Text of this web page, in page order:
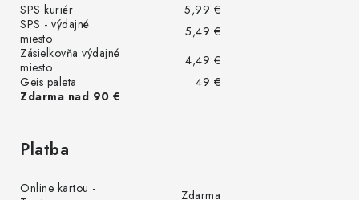
SPS kuriér
5,99 €
SPS - výdajné
miesto
5,49 €
Zásielkovňa výdajné
miesto
4,49 €
Geis paleta
49 €
Zdarma nad 90 €
Platba
Online kartou -
Zdarma